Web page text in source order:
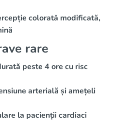
colorată modificată,
rare
peste 4 ore cu risc
arterială și amețeli
la pacienții cardiaci